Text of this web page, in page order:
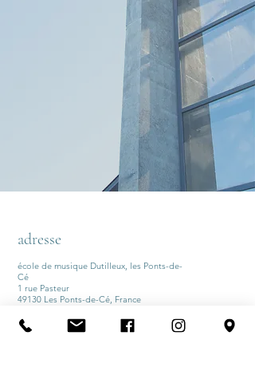
adresse
école de musique Dutilleux, les Ponts-de-
Cé
1 rue Pasteur
49130 Les Ponts-de-Cé, France
09 60 15 83 41